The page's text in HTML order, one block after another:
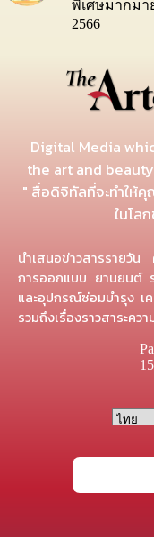
พิเศษมากมา
2566
Digital Media
the art and
" สื่อดิจิทัลที่จะทำให้
ในโล
นำเสนอข่าวสารรายวัน
การออกแบบ ยานยนต์
และอุปกรณ์ซ่อมบำรุง เ
รวมถึงเรื่องราวสาระคว